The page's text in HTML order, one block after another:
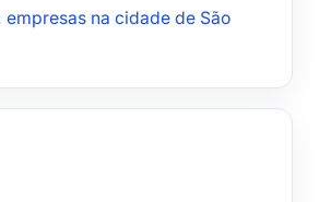
empresas na cidade de São